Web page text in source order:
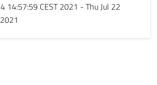
14:57:59 CEST 2021 - Thu Jul 22